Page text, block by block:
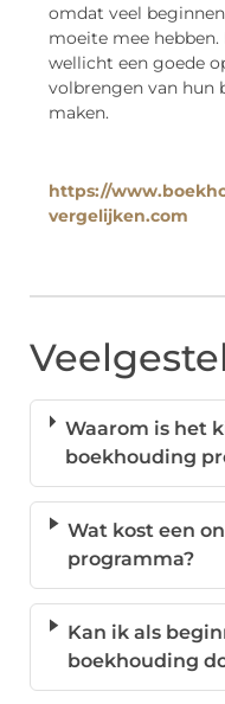
omdat veel
moeite mee
wellicht een goede
volbrengen van hun
maken.
https://
vergelijken.com
Waarom is het
boekhouding
Wat kost een
programma?
Kan ik als
boekhouding